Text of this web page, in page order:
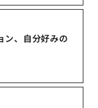
ン、自分好みの